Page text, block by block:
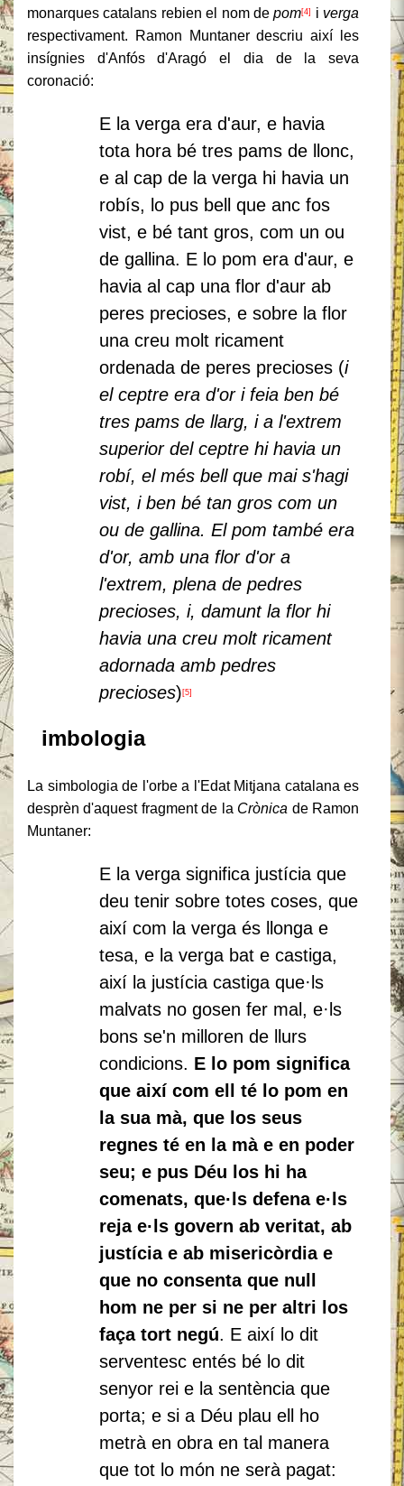
monarques catalans rebien el nom depom[4] i verga
respectivament. Ramon Muntaner descriu així les
insígnies d'Anfós d'Aragó el dia de la seva
coronació:
E la verga era d'aur, e havia
tota hora bé tres pams de llonc,
e al cap de la verga hi havia un
robís, lo pus bell que anc fos
vist, e bé tant gros, com un ou
de gallina. E lo pom era d'aur, e
havia al cap una flor d'aur ab
peres precioses, e sobre la flor
una creu molt ricament
ordenada de peres precioses (i
el ceptre era d'or i feia ben bé
tres pams de llarg, i a l'extrem
superior del ceptre hi havia un
robí, el més bell que mai s'hagi
vist, i ben bé tan gros com un
ou de gallina. El pom també era
d'or, amb una flor d'or a
l'extrem, plena de pedres
precioses, i, damunt la flor hi
havia una creu molt ricament
adornada amb pedres
precioses) [5]
imbologia
La simbologia de l'orbe a l'Edat Mitjana catalana es
desprèn d'aquest fragment de la Crònica de Ramon
Muntaner:
E la verga significa justícia que
deu tenir sobre totes coses, que
així com la verga és llonga e
tesa, e la verga bat e castiga,
així la justícia castiga que·ls
malvats no gosen fer mal, e·ls
bons se'n milloren de llurs
condicions. E lo pom significa
que així com ell té lo pom en
la sua mà, que los seus
regnes té en la mà e en poder
seu; e pus Déu los hi ha
comenats, que·ls defena e·ls
reja e·ls govern ab veritat, ab
justícia e ab misericòrdia e
que no consenta que null
hom ne per si ne per altri los
faça tort negú. E així lo dit
serventesc entés bé lo dit
senyor rei e la sentència que
porta; e si a Déu plau ell ho
metrà en obra en tal manera
que tot lo món ne serà pagat: